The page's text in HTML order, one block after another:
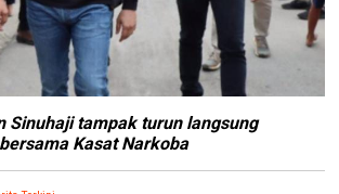
Sinuhaji tampak turun langsung
Kasat Narkoba